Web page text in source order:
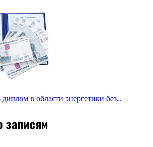
в области энергетики без…
записям